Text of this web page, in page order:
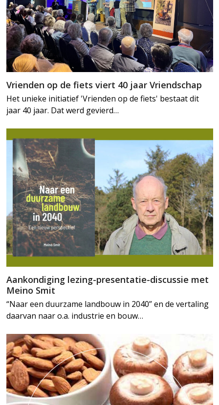
Vrienden op de fiets viert 40 jaar Vriendschap
Het unieke initiatief 'Vrienden op de fiets' bestaat dit
jaar 40 jaar. Dat werd gevierd…
Aankondiging lezing-presentatie-discussie met
Meino Smit
“Naar een duurzame landbouw in 2040” en de vertaling
daarvan naar o.a. industrie en bouw…